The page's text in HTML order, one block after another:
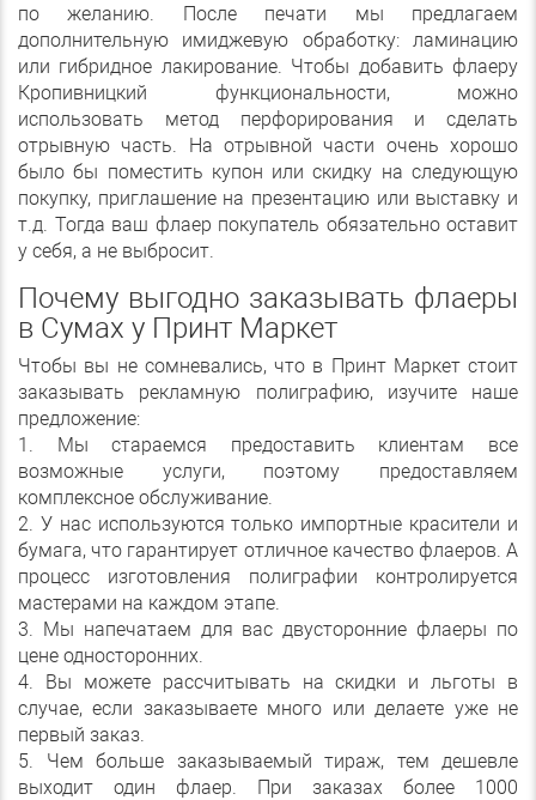
по желанию. После печати мы предлагаем
дополнительную имиджевую обработку: ламинацию
или гибридное лакирование. Чтобы добавить флаеру
Кропивницкий функциональности, можно
использовать метод перфорирования и сделать
отрывную часть. На отрывной части очень хорошо
было бы поместить купон или скидку на следующую
покупку, приглашение на презентацию или выставку и
т.д. Тогда ваш флаер покупатель обязательно оставит
у себя, а не выбросит.
Почему выгодно заказывать флаеры
в Сумах у Принт Маркет
Чтобы вы не сомневались, что в Принт Маркет стоит
заказывать рекламную полиграфию, изучите наше
предложение:
1. Мы стараемся предоставить клиентам все
возможные услуги, поэтому предоставляем
комплексное обслуживание.
2. У нас используются только импортные красители и
бумага, что гарантирует отличное качество флаеров. А
процесс изготовления полиграфии контролируется
мастерами на каждом этапе.
3. Мы напечатаем для вас двусторонние флаеры по
цене односторонних.
4. Вы можете рассчитывать на скидки и льготы в
случае, если заказываете много или делаете уже не
первый заказ.
5. Чем больше заказываемый тираж, тем дешевле
выходит один флаер. При заказах более 1000